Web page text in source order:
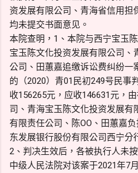
资发展有限公司、青海省信用担
均未提交书面意见。
本院查明，1、本院与西宁宝玉
宝玉陈文化投资发展有限公司、
公司、田蕙嘉追缴诉讼费纠纷一
的（2020）青01民初249号民事
收156265元，应收146631元，
司、青海宝玉陈文化投资发展有
有限责任公司、陈OO、田蕙嘉
东发展银行股份有限公司西宁
2、判决生效后，各被执行人未
中级人民法院对该案于2021年7